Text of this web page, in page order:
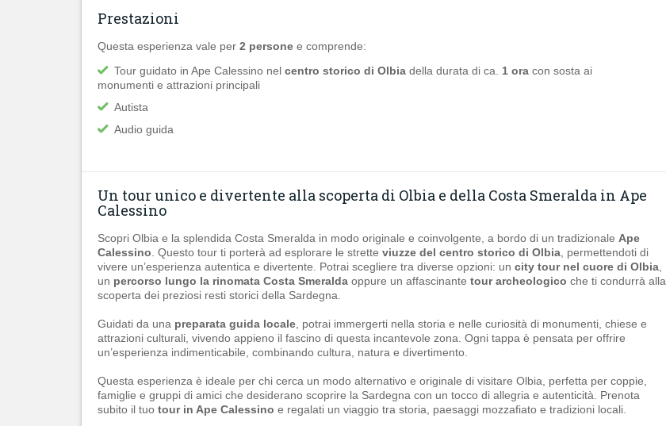
Prestazioni
Questa esperienza vale per 2 persone e comprende:
Tour guidato in Ape Calessino nel centro storico di Olbia della durata di ca. 1 ora con sosta ai
monumenti e attrazioni principali
Autista
Audio guida
Un tour unico e divertente alla scoperta di Olbia e della Costa Smeralda in Ape
Calessino
Scopri Olbia e la splendida Costa Smeralda in modo originale e coinvolgente, a bordo di un tradizionale Ape
Calessino . Questo tour ti porterà ad esplorare le strette viuzze del centro storico di Olbia , permettendoti di
vivere un’esperienza autentica e divertente. Potrai scegliere tra diverse opzioni: un city tour nel cuore di Olbia
un percorso lungo la rinomata Costa Smeralda oppure un affascinante tour archeologico che ti condurrà alla
scoperta dei preziosi resti storici della Sardegna.
Guidati da una preparata guida locale , potrai immergerti nella storia e nelle curiosità di monumenti, chiese e
attrazioni culturali, vivendo appieno il fascino di questa incantevole zona. Ogni tappa è pensata per offrire
un’esperienza indimenticabile, combinando cultura, natura e divertimento.
Questa esperienza è ideale per chi cerca un modo alternativo e originale di visitare Olbia, perfetta per coppie,
famiglie e gruppi di amici che desiderano scoprire la Sardegna con un tocco di allegria e autenticità. Prenota
subito il tuo tour in Ape Calessino e regalati un viaggio tra storia, paesaggi mozzafiato e tradizioni locali.